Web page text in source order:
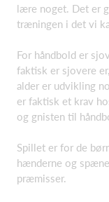
lære noget. Det er
træningen i det vi
For håndbold er
faktisk er sjovere
alder er udvikling
er faktisk et krav
og gnisten til
Spillet er for de
hænderne og
præmisser.